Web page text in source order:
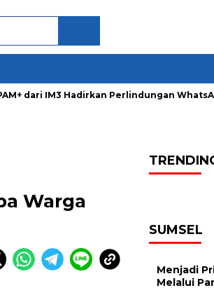
dari IM3 Hadirkan Perlindungan
Warga
SUMSEL
Menjadi
Melalui